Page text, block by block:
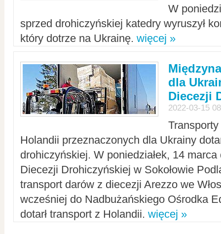
W
sprzed drohiczyńskiej katedry wyruszył
który dotrze na Ukrainę. więcej »
dla
Diecezji
2022-03-15
Holandii przeznaczonych dla Ukrainy
drohiczyńskiej. W poniedziałek, 14
Diecezji Drohiczyńskiej w Sokołowie
transport darów z diecezji Arezzo we
wcześniej do Nadbużańskiego Ośrodka
dotarł transport z Holandii. więcej »